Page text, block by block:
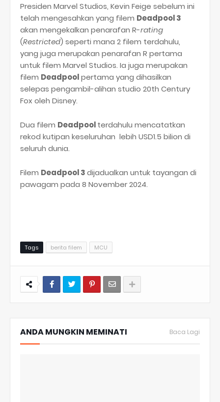
Presiden Marvel Studios, Kevin Feige sebelum ini
telah mengesahkan yang filem Deadpool 3
akan mengekalkan penarafan R-rating
(Restricted) seperti mana 2 filem terdahulu,
yang juga merupakan penarafan R pertama
untuk filem Marvel Studios. Ia juga merupakan
filem Deadpoolpertama yang dihasilkan
selepas pengambil-alihan studio 20th Century
Fox oleh Disney.
Dua filem Deadpoolterdahulu mencatatkan
rekod kutipan keseluruhan lebih USD1.5 bilion di
seluruh dunia.
Filem Deadpool 3dijadualkan untuk tayangan di
pawagam pada 8 November 2024.
Tags berita filem MCU
ANDA MUNGKIN MEMINATI Baca Lagi